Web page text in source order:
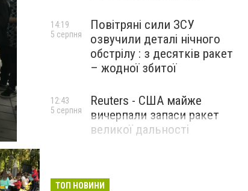
Повітряні сили ЗСУ
озвучили деталі нічного
обстрілу : з десятків ракет
– жодної збитої
14:19
5 серпня
Reuters - США майже
вичерпали запаси ракет
великої дальності
12:43
5 серпня
ТОП НОВИНИ